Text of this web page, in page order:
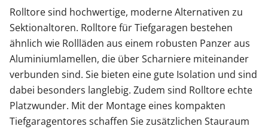
Rolltore sind hochwertige, moderne Alternativen zu
Sektionaltoren. Rolltore für Tiefgaragen bestehen
ähnlich wie Rollläden aus einem robusten Panzer aus
Aluminiumlamellen, die über Scharniere miteinander
verbunden sind. Sie bieten eine gute Isolation und sind
dabei besonders langlebig. Zudem sind Rolltore echte
Platzwunder. Mit der Montage eines kompakten
Tiefgaragentores schaffen Sie zusätzlichen Stauraum